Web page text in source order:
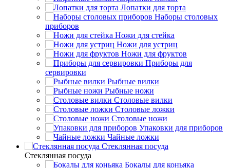
Лопатки для торта
Наборы столовых
приборов
Ножи для стейка
Ножи для устриц
Ножи для фруктов
Приборы для
сервировки
Рыбные вилки
Рыбные ножи
Столовые вилки
Столовые ложки
Столовые ножи
Упаковки для приборов
Чайные ложки
Стеклянная посуда
Стеклянная посуда
Бокалы для коньяка